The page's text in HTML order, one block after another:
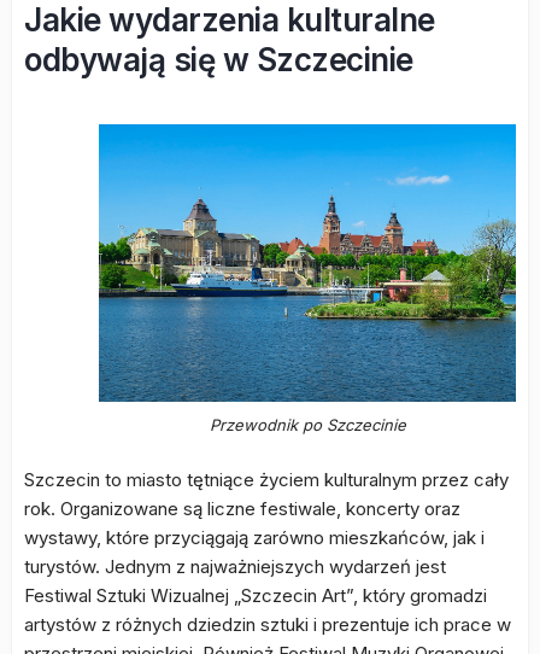
Jakie wydarzenia kulturalne
odbywają się w Szczecinie
Przewodnik po Szczecinie
Szczecin to miasto tętniące życiem kulturalnym przez cały
rok. Organizowane są liczne festiwale, koncerty oraz
wystawy, które przyciągają zarówno mieszkańców, jak i
turystów. Jednym z najważniejszych wydarzeń jest
Festiwal Sztuki Wizualnej „Szczecin Art”, który gromadzi
artystów z różnych dziedzin sztuki i prezentuje ich prace w